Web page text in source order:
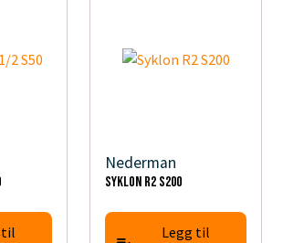
til
Nederman
Syklon R2 S200
Legg til